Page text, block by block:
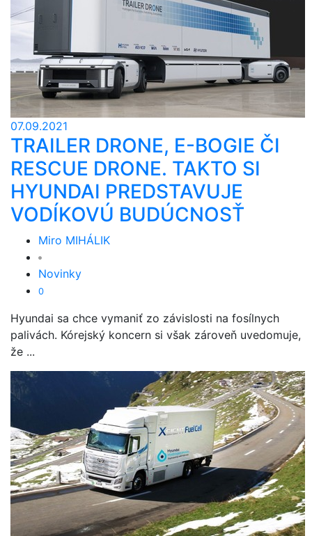
07.09.2021
TRAILER DRONE, E-BOGIE ČI
RESCUE DRONE. TAKTO SI
HYUNDAI PREDSTAVUJE
VODÍKOVÚ BUDÚCNOSŤ
Miro MIHÁLIK
Novinky
0
Hyundai sa chce vymaniť zo závislosti na fosílnych
palivách. Kórejský koncern si však zároveň uvedomuje,
že ...